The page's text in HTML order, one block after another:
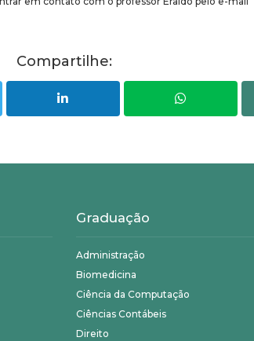
Compartilhe:
Graduação
Administração
Biomedicina
Ciência da Computação
Ciências Contábeis
Direito